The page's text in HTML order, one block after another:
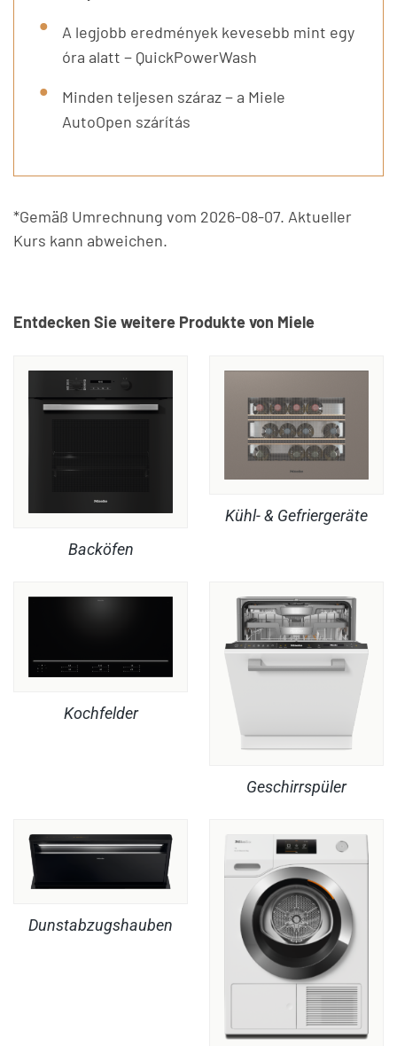
A legjobb eredmények kevesebb mint egy
óra alatt − QuickPowerWash
Minden teljesen száraz − a Miele
AutoOpen szárítás
*Gemäß Umrechnung vom 2026-08-07. Aktueller
Kurs kann abweichen.
Entdecken Sie weitere Produkte von Miele
Backöfen
Kühl- & Gefriergeräte
Kochfelder
Geschirrspüler
Dunstabzugshauben